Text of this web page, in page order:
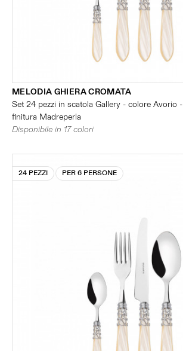
MELODIA GHIERA CROMATA
Set 24 pezzi in scatola Gallery - colore Avorio -
finitura Madreperla
Disponibile in 17 colori
24 PEZZI PER 6 PERSONE